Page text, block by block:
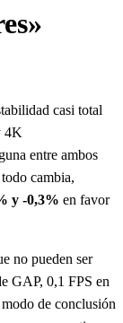
casi total
4K
entre ambos
cambia,
y -0,3% en favor
no pueden ser
GAP, 0,1 FPS en
de conclusión